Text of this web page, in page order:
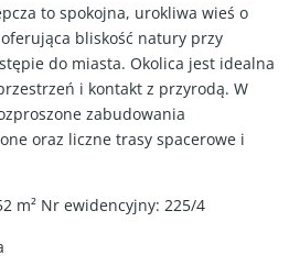
to spokojna, urokliwa wieś o
bliskość natury przy
do miasta. Okolica jest idealna
i kontakt z przyrodą. W
zabudowania
oraz liczne trasy spacerowe i
m² Nr ewidencyjny: 225/4